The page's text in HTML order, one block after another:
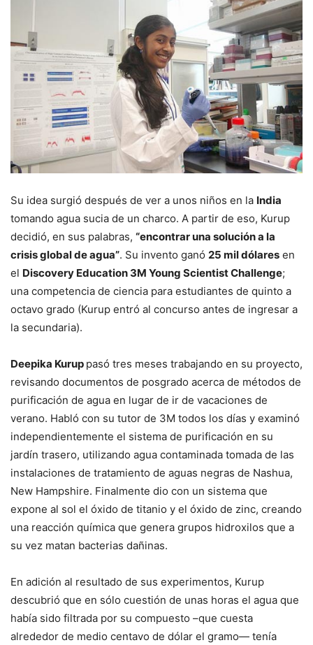
Su idea surgió después de ver a unos niños en la India
tomando agua sucia de un charco. A partir de eso, Kurup
decidió, en sus palabras, “encontrar una solución a la
crisis global de agua”. Su invento ganó 25 mil dólares en
el Discovery Education 3M Young Scientist Challenge;
una competencia de ciencia para estudiantes de quinto a
octavo grado (Kurup entró al concurso antes de ingresar a
la secundaria).
Deepika Kurup pasó tres meses trabajando en su proyecto,
revisando documentos de posgrado acerca de métodos de
purificación de agua en lugar de ir de vacaciones de
verano. Habló con su tutor de 3M todos los días y examinó
independientemente el sistema de purificación en su
jardín trasero, utilizando agua contaminada tomada de las
instalaciones de tratamiento de aguas negras de Nashua,
New Hampshire. Finalmente dio con un sistema que
expone al sol el óxido de titanio y el óxido de zinc, creando
una reacción química que genera grupos hidroxilos que a
su vez matan bacterias dañinas.
En adición al resultado de sus experimentos, Kurup
descubrió que en sólo cuestión de unas horas el agua que
había sido filtrada por su compuesto –que cuesta
alrededor de medio centavo de dólar el gramo— tenía